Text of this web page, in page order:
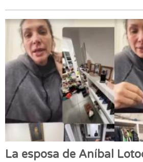
La esposa de Aníbal